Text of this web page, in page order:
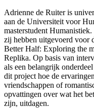
Adrienne de Ruiter is
aan de Universiteit voor
masterstudent
zij hebben uitgevoerd
Better Half: Exploring the
Replika. Op basis van
als een belangrijk
dit project hoe de
vriendschappen of
opvattingen over wat het
zijn, uitdagen.